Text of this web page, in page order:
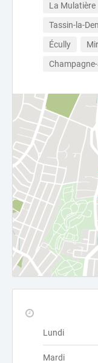
La Mulatière
Tassin-la-
Écully
Lundi
Mardi